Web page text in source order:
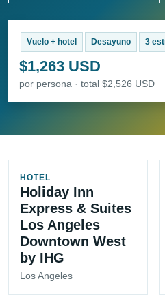
Vuelo + hotel Desayuno 3
$1,263 USD
por persona · total $2,526 USD
HOTEL
Holiday Inn
Express & Suites
Los Angeles
Downtown West
by IHG
Los Angeles